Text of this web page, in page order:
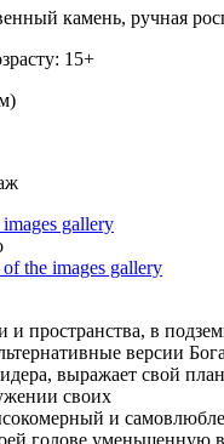
камень, ручная
15+
gallery
the images gallery
и пространства, в
версии
выражает свой
своих
и
голове уменьшенную